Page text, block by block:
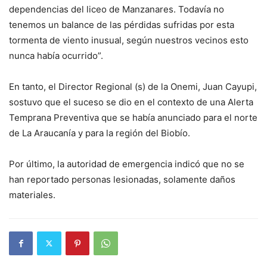
dependencias del liceo de Manzanares. Todavía no
tenemos un balance de las pérdidas sufridas por esta
tormenta de viento inusual, según nuestros vecinos esto
nunca había ocurrido”.
En tanto, el Director Regional (s) de la Onemi, Juan Cayupi,
sostuvo que el suceso se dio en el contexto de una Alerta
Temprana Preventiva que se había anunciado para el norte
de La Araucanía y para la región del Biobío.
Por último, la autoridad de emergencia indicó que no se
han reportado personas lesionadas, solamente daños
materiales.